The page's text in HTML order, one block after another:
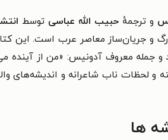
و ترجمهٔحبیب الله عباسی توسط
و جریان‌ساز معاصر عرب است. این
و جمله معروف آدونیس: «من از
و لحظات ناب شاعرانه و اندیشه‌های
ها